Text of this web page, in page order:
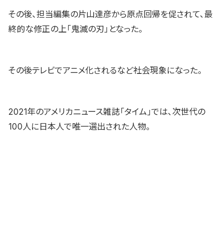
その後、担当編集の片山達彦から原点回帰を促されて、最
終的な修正の上「鬼滅の刃」となった。
その後テレビでアニメ化されるなど社会現象になった。
2021年のアメリカニュース雑誌「タイム」では、次世代の
100人に日本人で唯一選出された人物。